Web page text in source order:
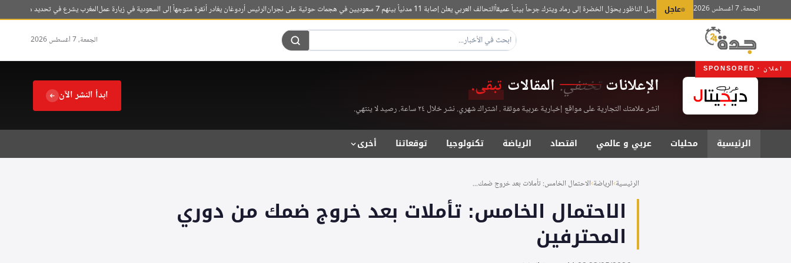
الجمعة، 7 أغسطس 2026 عاجل
تونس: حريق جبل الناظور يحوّل الخضرة إلى رماد ويترك جرحاً بيئياً عميقاًالتحالف العربي يعلن إصابة 11 مدنياً بينهم 7 سعوديين في هجمات حوثية على نجران الرئيس أردوغان يغادر أنقرة متوجهاً إلى السعودية في زيارة عملالمغرب يشرع في تحديد هوية القاصرين
الجمعة، 7 أغسطس 2026
اعلان · SPONSORED
الإعلانات تختفي. المقالات تبقى.
انشر علامتك التجارية على مواقع إخبارية عربية موثقة . اشتراك شهري. نشر خلال ٢٤ ساعة. رصيد لا ينتهي.
ابدأ النشر الآن
الرئيسية محليات عربي و عالمي اقتصاد الرياضة تكنولوجيا توقعاتنا أخرى
الرئيسية›الرياضة›الاحتمال الخامس: تأملات بعد خروج ضمك...
الاحتمال الخامس: تأملات بعد خروج ضمك من دوري
المحترفين